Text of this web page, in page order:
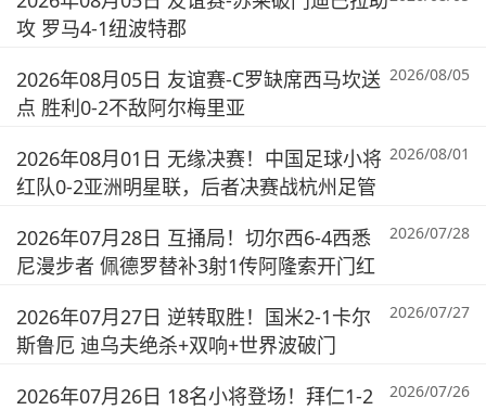
攻 罗马4-1纽波特郡
2026年08月05日 友谊赛-C罗缺席西马坎送
点 胜利0-2不敌阿尔梅里亚
2026/08/05
2026年08月01日 无缘决赛！中国足球小将
红队0-2亚洲明星联，后者决赛战杭州足管
2026/08/01
2026年07月28日 互捅局！切尔西6-4西悉
尼漫步者 佩德罗替补3射1传阿隆索开门红
2026/07/28
2026年07月27日 逆转取胜！国米2-1卡尔
斯鲁厄 迪乌夫绝杀+双响+世界波破门
2026/07/27
2026年07月26日 18名小将登场！拜仁1-2
2026/07/26